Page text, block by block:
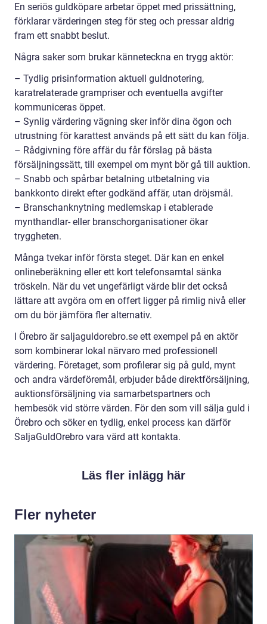
En seriös guldköpare arbetar öppet med prissättning,
förklarar värderingen steg för steg och pressar aldrig
fram ett snabbt beslut.
Några saker som brukar känneteckna en trygg aktör:
– Tydlig prisinformation aktuell guldnotering,
karatrelaterade grampriser och eventuella avgifter
kommuniceras öppet.
– Synlig värdering vägning sker inför dina ögon och
utrustning för karattest används på ett sätt du kan följa.
– Rådgivning före affär du får förslag på bästa
försäljningssätt, till exempel om mynt bör gå till auktion.
– Snabb och spårbar betalning utbetalning via
bankkonto direkt efter godkänd affär, utan dröjsmål.
– Branschanknytning medlemskap i etablerade
mynthandlar- eller branschorganisationer ökar
tryggheten.
Många tvekar inför första steget. Där kan en enkel
onlineberäkning eller ett kort telefonsamtal sänka
tröskeln. När du vet ungefärligt värde blir det också
lättare att avgöra om en offert ligger på rimlig nivå eller
om du bör jämföra fler alternativ.
I Örebro är saljaguldorebro.se ett exempel på en aktör
som kombinerar lokal närvaro med professionell
värdering. Företaget, som profilerar sig på guld, mynt
och andra värdeföremål, erbjuder både direktförsäljning,
auktionsförsäljning via samarbetspartners och
hembesök vid större värden. För den som vill sälja guld i
Örebro och söker en tydlig, enkel process kan därför
SaljaGuldOrebro vara värd att kontakta.
Läs fler inlägg här
Fler nyheter